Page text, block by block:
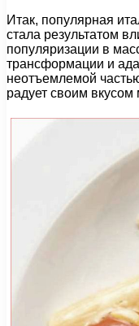
Итак, популярная
стала результатом
популяризации в
трансформации и
неотъемлемой
радует своим